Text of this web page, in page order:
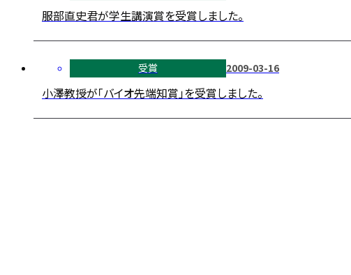
服部直史君が学生講演賞を受賞しました。
受賞 2009-03-16
小澤教授が「バイオ先端知賞」を受賞しました。